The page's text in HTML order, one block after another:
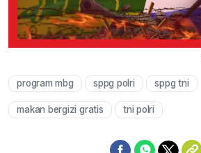
program mbg sppg polri sppg tni
makan bergizi gratis tni polri